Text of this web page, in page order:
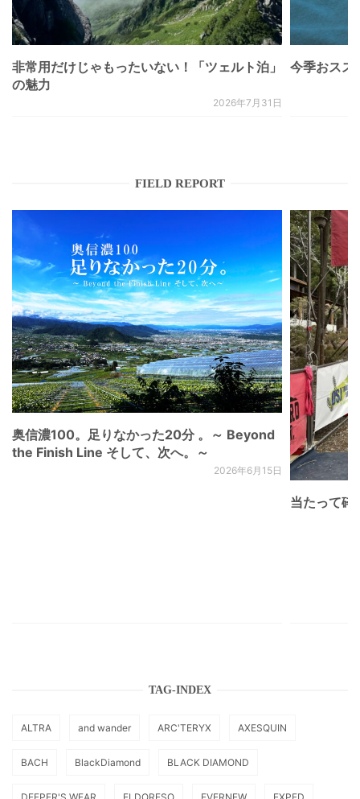
非常用だけじゃもったいない！「ツェルト泊」
の魅力
2026年7月31日
今季おスス
FIELD REPORT
奥信濃100。足りなかった20分 。～ Beyond
the Finish Line そして、次へ。～
2026年6月15日
当たって砕
TAG-INDEX
ALTRA and wander ARC'TERYX AXESQUIN
BACH BlackDiamond BLACK DIAMOND